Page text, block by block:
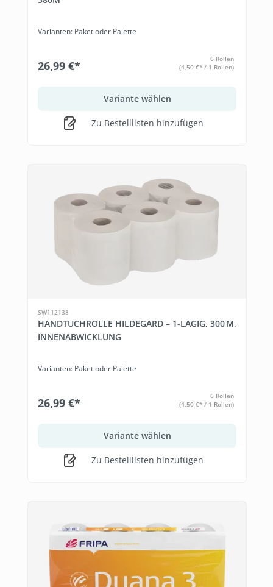
Varianten: Paket oder Palette
26,99 €*
6 Rollen
(4,50 €* / 1 Rollen)
Variante wählen
Zu Bestelllisten hinzufügen
SW112138
HANDTUCHROLLE HILDEGARD – 1-LAGIG, 300 M,
INNENABWICKLUNG
Varianten: Paket oder Palette
26,99 €*
6 Rollen
(4,50 €* / 1 Rollen)
Variante wählen
Zu Bestelllisten hinzufügen